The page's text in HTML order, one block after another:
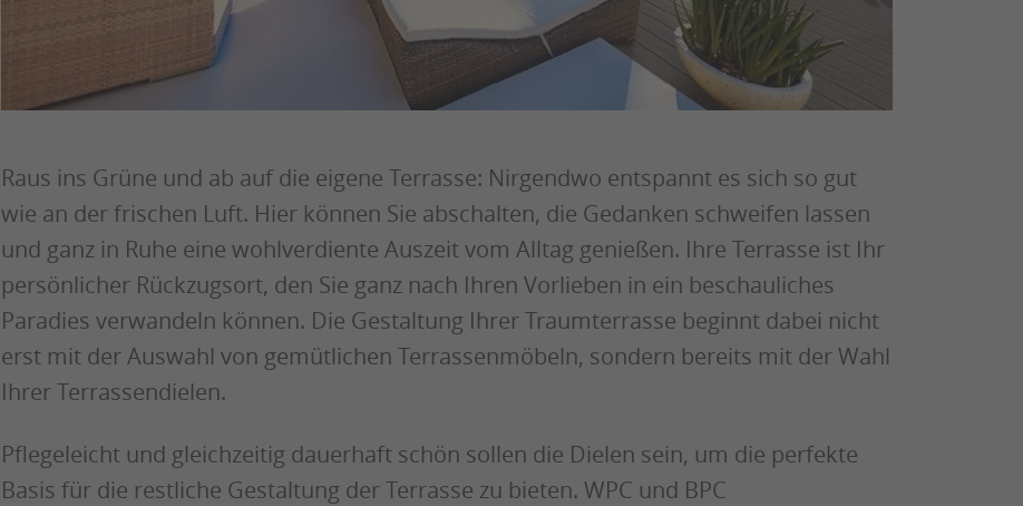
Raus ins Grüne und ab auf die eigene Terrasse: Nirgendwo entspannt es sich so gut
wie an der frischen Luft. Hier können Sie abschalten, die Gedanken schweifen lassen
und ganz in Ruhe eine wohlverdiente Auszeit vom Alltag genießen. Ihre Terrasse ist Ihr
persönlicher Rückzugsort, den Sie ganz nach Ihren Vorlieben in ein beschauliches
Paradies verwandeln können. Die Gestaltung Ihrer Traumterrasse beginnt dabei nicht
erst mit der Auswahl von gemütlichen Terrassenmöbeln, sondern bereits mit der Wahl
Ihrer Terrassendielen.
Pflegeleicht und gleichzeitig dauerhaft schön sollen die Dielen sein, um die perfekte
Basis für die restliche Gestaltung der Terrasse zu bieten. WPC und BPC